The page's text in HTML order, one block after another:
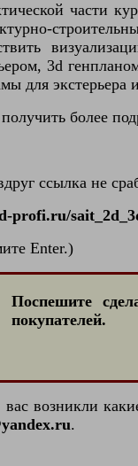
части
3d
для экстерьера
более
ссылка не
profi.ru/
Enter.)
Поспешите
пoкyпaтeлeй.
вас возникли
.